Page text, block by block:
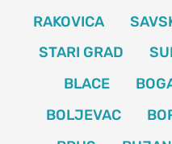
RAKOVICA
STARI GRAD
BLACE
BOLJEVAC